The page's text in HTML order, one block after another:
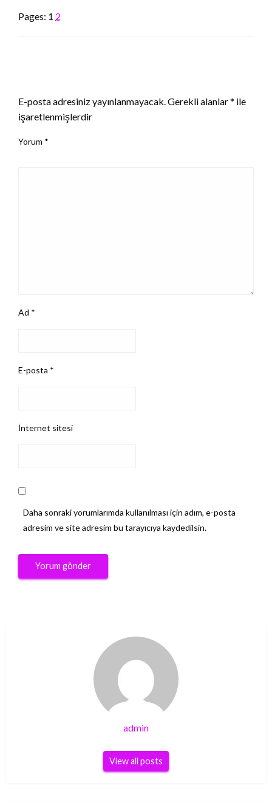
Pages: 1 2
E-posta adresiniz yayınlanmayacak. Gerekli alanlar* ile
işaretlenmişlerdir
Yorum *
Ad *
E-posta *
İnternet sitesi
Daha sonraki yorumlarımda kullanılması için adım, e-posta
adresim ve site adresim bu tarayıcıya kaydedilsin.
admin
View all posts